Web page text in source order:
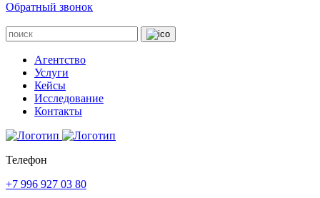
Обратный звонок
Агентство
Услуги
Кейсы
Исследование
Контакты
Телефон
+7 996 927 03 80